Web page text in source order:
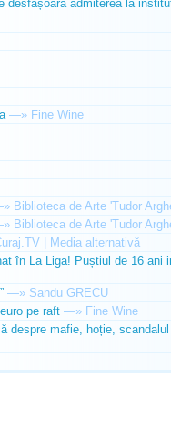
admiterea la
—» Fine Wine
Biblioteca de Arte 'Tudor
Biblioteca de Arte 'Tudor
| Media alternativă
în La Liga! Puștiul de 16 ani
—» Sandu GRECU
pe raft —» Fine Wine
despre mafie, hoție,